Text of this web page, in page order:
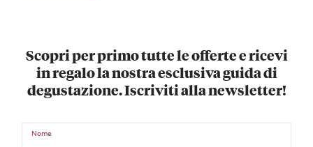
Scopri per primo tutte le offerte e ricevi
in regalo la nostra esclusiva guida di
degustazione. Iscriviti alla newsletter!
Nome